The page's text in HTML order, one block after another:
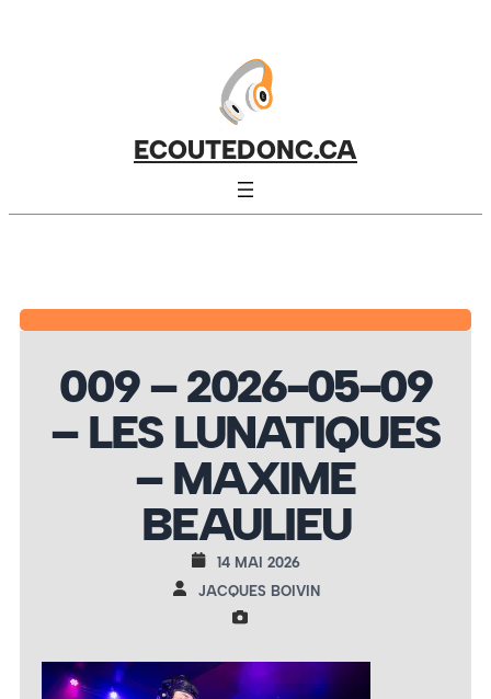
ECOUTEDONC.CA
009 – 2026-05-09
– LES LUNATIQUES
– MAXIME
BEAULIEU
14 MAI 2026
JACQUES BOIVIN